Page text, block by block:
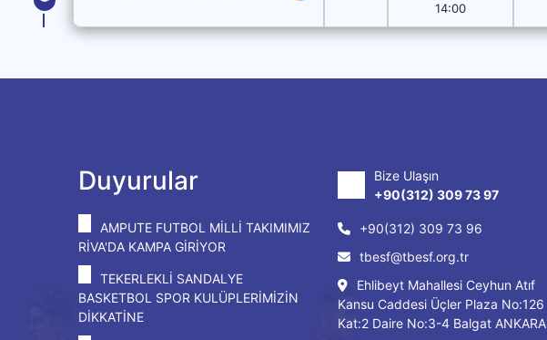
14:00
Duyurular
AMPUTE FUTBOL MİLLİ TAKIMIMIZ
RİVA'DA KAMPA GİRİYOR
TEKERLEKLİ SANDALYE
BASKETBOL SPOR KULÜPLERİMİZİN
DİKKATİNE
Bize Ulaşın
+90(312) 309 73 97
+90(312) 309 73 96
tbesf@tbesf.org.tr
Ehlibeyt Mahallesi Ceyhun Atıf
Kansu Caddesi Üçler Plaza No:126
Kat:2 Daire No:3-4 Balgat ANKARA